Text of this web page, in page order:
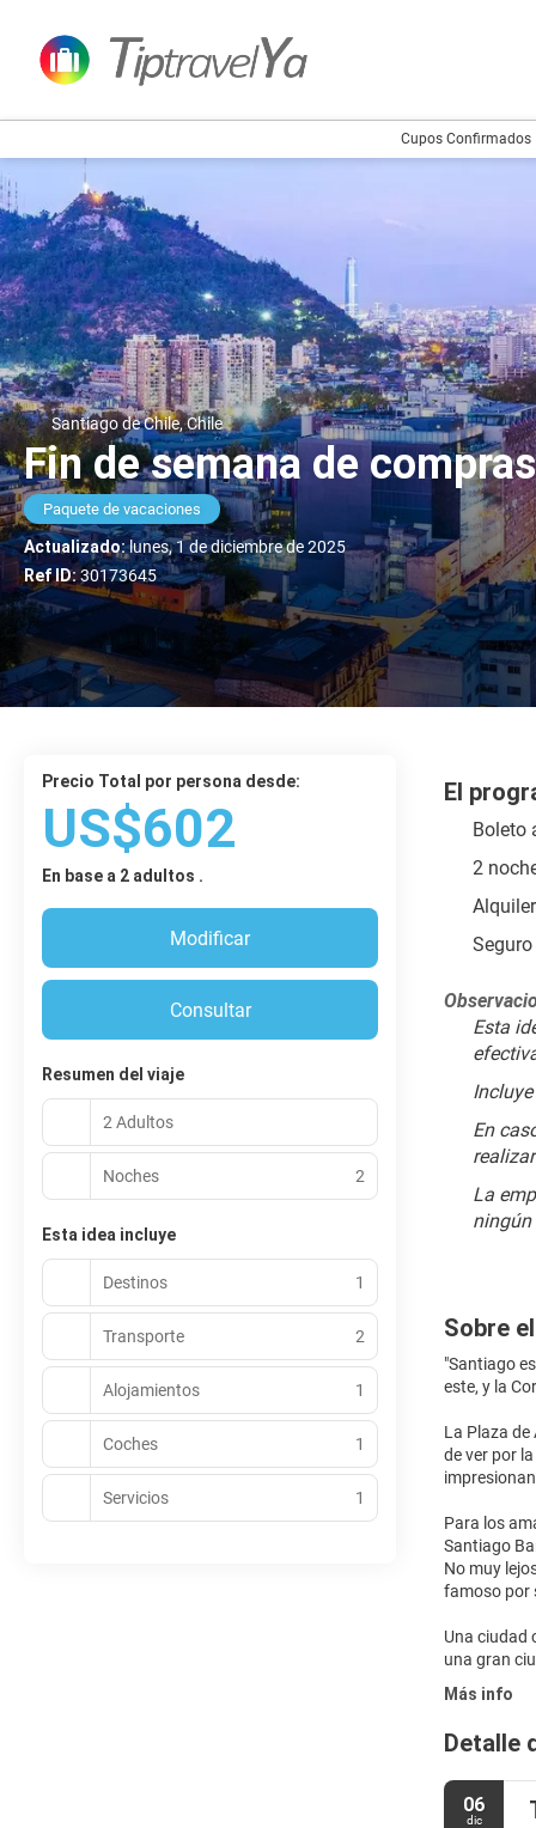
Cupos Confirmados
Santiago de Chile, Chile
Fin de semana de
Paquete de vacaciones
Actualizado:lunes, 1 de diciembre de 2025
Ref ID: 30173645
El
Boleto
2
Esta
En
La
ningún
Sobre
"Santiago
este, y la
La Plaza de
de ver por
Para los
Santiago
No muy
famoso por
Una ciudad
Más info
Detalle
06
dic
Precio Total por persona desde:
US$602
En base a 2 adultos .
Modificar
Consultar
Resumen del viaje
2 Adultos
Noches 2
Esta idea incluye
Destinos 1
Transporte 2
Alojamientos 1
Coches 1
Servicios 1